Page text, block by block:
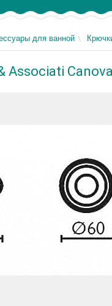
для ванной
Associati